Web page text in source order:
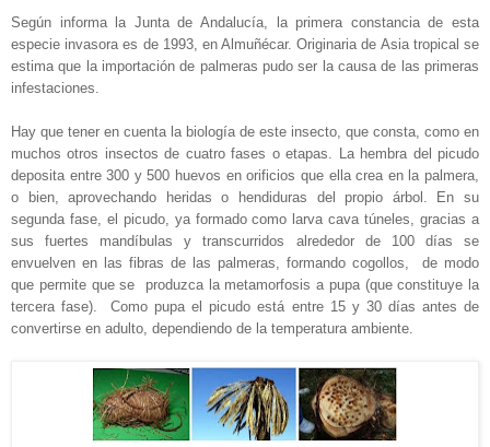
Según informa la Junta de Andalucía, la primera constancia de esta
especie invasora es de 1993, en Almuñécar. Originaria de Asia tropical se
estima que la importación de palmeras pudo ser la causa de las primeras
infestaciones.
Hay que tener en cuenta la biología de este insecto, que consta, como en
muchos otros insectos de cuatro fases o etapas. La hembra del picudo
deposita entre 300 y 500 huevos en orificios que ella crea en la palmera,
o bien, aprovechando heridas o hendiduras del propio árbol. En su
segunda fase, el picudo, ya formado como larva cava túneles, gracias a
sus fuertes mandíbulas y transcurridos alrededor de 100 días se
envuelven en las fibras de las palmeras, formando cogollos, de modo
que permite que se produzca la metamorfosis a pupa (que constituye la
tercera fase). Como pupa el picudo está entre 15 y 30 días antes de
convertirse en adulto, dependiendo de la temperatura ambiente.